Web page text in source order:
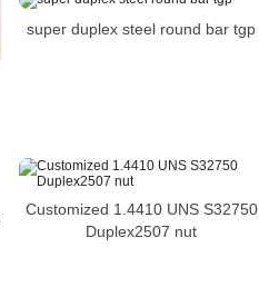
super duplex steel round bar tgp
Customized 1.4410 UNS S32750
Duplex2507 nut